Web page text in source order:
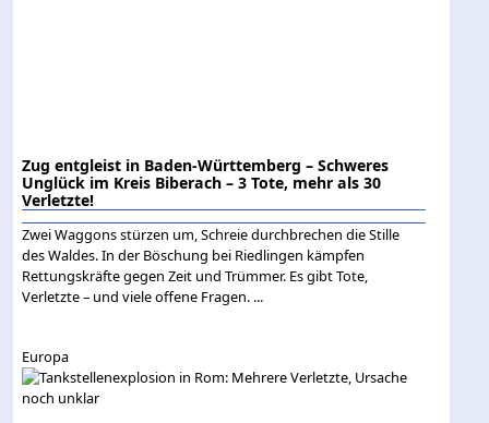
Zug entgleist in Baden-Württemberg – Schweres
Unglück im Kreis Biberach – 3 Tote, mehr als 30
Verletzte!
Zwei Waggons stürzen um, Schreie durchbrechen die Stille
des Waldes. In der Böschung bei Riedlingen kämpfen
Rettungskräfte gegen Zeit und Trümmer. Es gibt Tote,
Verletzte – und viele offene Fragen. ...
Europa